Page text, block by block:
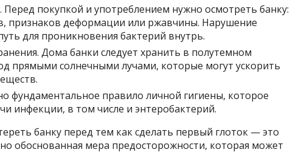
Перед покупкой и употреблением нужно осмотреть банку:
признаков деформации или ржавчины. Нарушение
для проникновения бактерий внутрь.
Дома банки следует хранить в полутемном
прямыми солнечными лучами, которые могут ускорить
фундаментальное правило личной гигиены, которое
инфекции, в том числе и энтеробактерий.
банку перед тем как сделать первый глоток — это
обоснованная мера предосторожности, которая может